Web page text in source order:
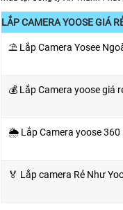
LẮP CAMERA YOOSE GIÁ
⛱ Lắp Camera Yosee
💰 Lắp Camera yoose giá
🌦️ Lắp Camera yoose 360
️🏅 Lắp camera Rẻ Như